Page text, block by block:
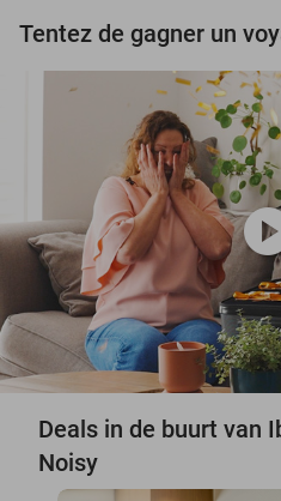
Deals in de buurt van
Noisy